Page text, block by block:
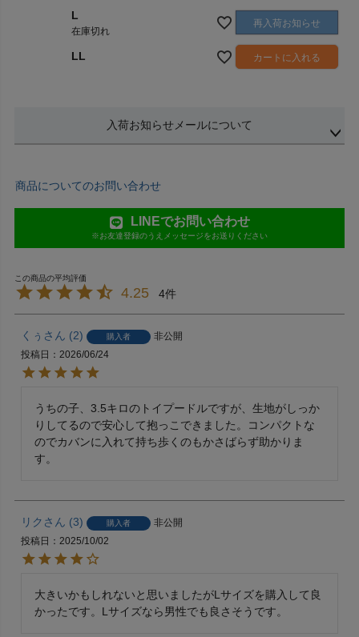
L
在庫切れ
再入荷お知らせ
LL カートに入れる
入荷お知らせメールについて
商品についてのお問い合わせ
LINEでお問い合わせ
※お友達登録のうえメッセージをお送りください
4.25 4
くぅ 2 購入者
非公開
投稿日
2026/06/24
うちの子、3.5キロのトイプードルですが、生地がしっか
りしてるので安心して抱っこできました。コンパクトな
のでカバンに入れて持ち歩くのもかさばらず助かりま
す。
リク 3 購入者
非公開
投稿日
2025/10/02
大きいかもしれないと思いましたがLサイズを購入して良
かったです。Lサイズなら男性でも良さそうです。